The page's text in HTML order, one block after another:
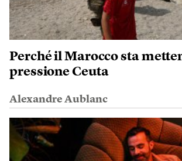
Perché il Marocco sta
pressione Ceuta
Alexandre Aublanc